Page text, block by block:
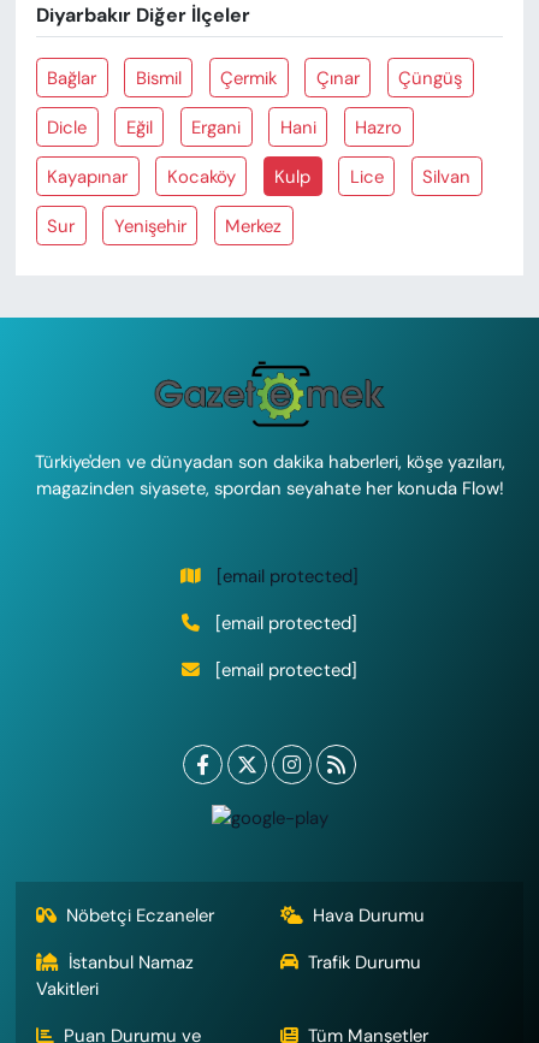
Diyarbakır Diğer İlçeler
Bağlar Bismil Çermik Çınar Çüngüş
Dicle Eğil Ergani Hani Hazro
Kayapınar Kocaköy Kulp Lice Silvan
Sur Yenişehir Merkez
Türkiye'den ve dünyadan son dakika haberleri, köşe yazıları,
magazinden siyasete, spordan seyahate her konuda Flow!
[email protected]
[email protected]
[email protected]
Nöbetçi Eczaneler
Hava Durumu
İstanbul Namaz
Vakitleri
Trafik Durumu
Puan Durumu ve Tüm Manşetler